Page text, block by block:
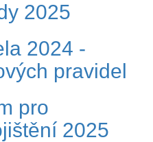
2025
2024 -
pravidel
pro
2025